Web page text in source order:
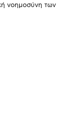
νοημοσύνη των